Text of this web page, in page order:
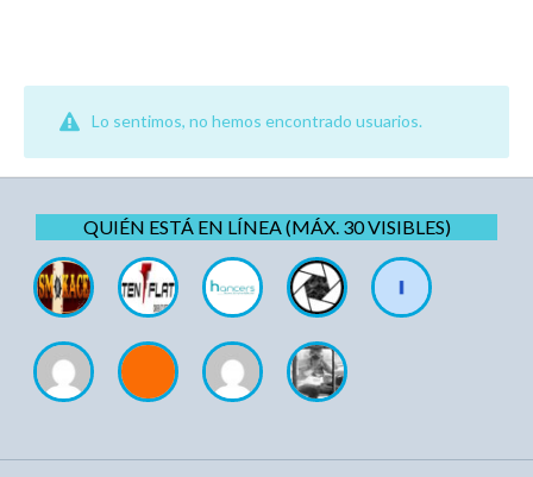
Lo sentimos, no hemos encontrado usuarios.
QUIÉN ESTÁ EN LÍNEA (MÁX. 30 VISIBLES)